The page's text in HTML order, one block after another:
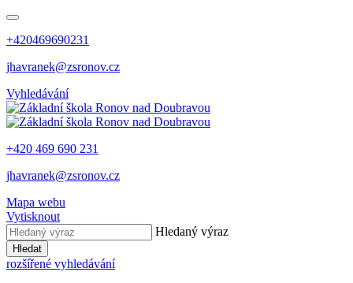
+420469690231
jhavranek@zsronov.cz
Vyhledávání
+420 469 690 231
jhavranek@zsronov.cz
Mapa webu
Vytisknout
Hledaný výraz
Hledat
rozšířené vyhledávání